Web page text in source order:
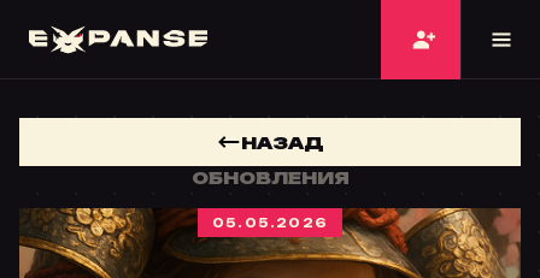
НАЗАД
ОБНОВЛЕНИЯ
05.05.2026